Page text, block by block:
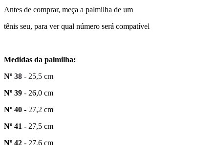
Antes de comprar, meça a palmilha de um
tênis seu, para ver qual número será compatível
Medidas da palmilha:
Nº 38 - 25,5 cm
Nº 39 - 26,0 cm
Nº 40 - 27,2 cm
Nº 41 - 27,5 cm
Nº 42 - 27,6 cm